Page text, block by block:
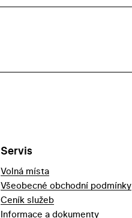
Servis
Volná místa
Všeobecné obchodní podmínky
Ceník služeb
Informace a dokumenty